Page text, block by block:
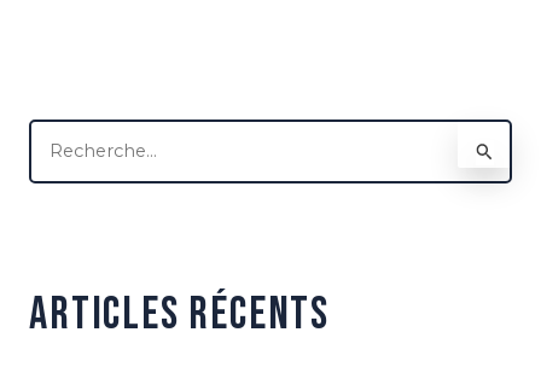
e
e
r
ARTICLES RÉCENTS